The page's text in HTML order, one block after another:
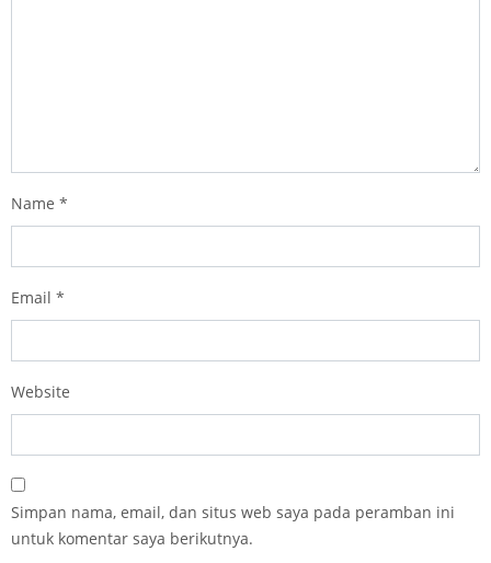
Name *
Email *
Website
Simpan nama, email, dan situs web saya pada peramban ini
untuk komentar saya berikutnya.